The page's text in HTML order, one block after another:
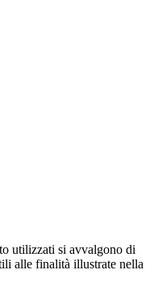
utilizzati si avvalgono di
alle finalità illustrate nella